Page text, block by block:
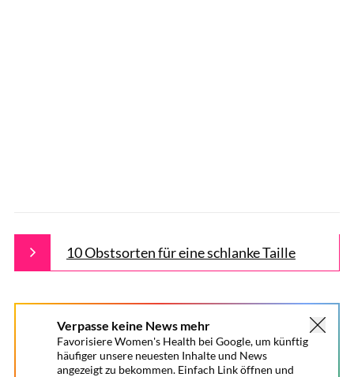
10 Obstsorten für eine schlanke Taille
Verpasse keine News mehr
Favorisiere Women's Health bei Google, um künftig
häufiger unsere neuesten Inhalte und News
angezeigt zu bekommen. Einfach Link öffnen und